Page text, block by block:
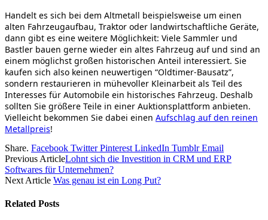
Handelt es sich bei dem Altmetall beispielsweise um einen
alten Fahrzeugaufbau, Traktor oder landwirtschaftliche Geräte,
dann gibt es eine weitere Möglichkeit: Viele Sammler und
Bastler bauen gerne wieder ein altes Fahrzeug auf und sind an
einem möglichst großen historischen Anteil interessiert. Sie
kaufen sich also keinen neuwertigen “Oldtimer-Bausatz”,
sondern restaurieren in mühevoller Kleinarbeit als Teil des
Interesses für Automobile ein historisches Fahrzeug. Deshalb
sollten Sie größere Teile in einer Auktionsplattform anbieten.
Vielleicht bekommen Sie dabei einen Aufschlag auf den reinen
Metallpreis!
Share. Facebook Twitter Pinterest LinkedIn Tumblr Email
Previous ArticleLohnt sich die Investition in CRM und ERP
Softwares für Unternehmen?
Next Article Was genau ist ein Long Put?
Related Posts